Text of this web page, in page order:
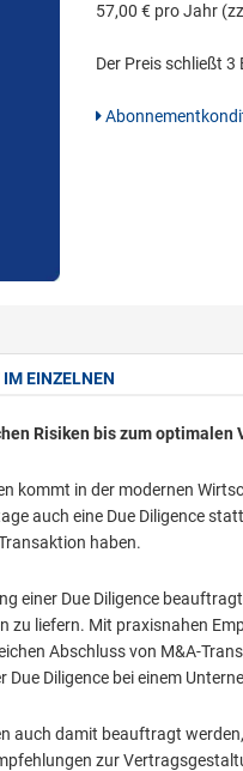
57,00 € pro Jahr
Der Preis schließt 3
EINZELNEN
Risiken bis zum optimalen
kommt in der modernen
auch eine Due Diligence
haben.
einer Due Diligence
zu liefern. Mit praxisnahen
Abschluss von M&A-
Due Diligence bei einem
auch damit beauftragt
zur